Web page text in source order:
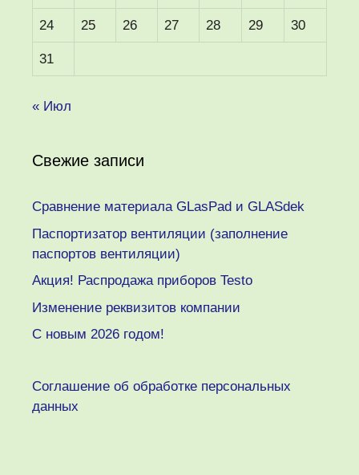
24 25 26 27 28 29 30
31
« Июл
Свежие записи
Сравнение материала GLasPad и GLASdek
Паспортизатор вентиляции (заполнение
паспортов вентиляции)
Акция! Распродажа приборов Testo
Изменение реквизитов компании
C новым 2026 годом!
Соглашение об обработке персональных
данных